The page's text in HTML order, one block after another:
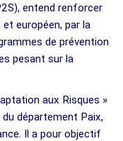
entend renforcer
européen, par la
de prévention
pesant sur la
aux Risques »
département Paix,
Il a pour objectif